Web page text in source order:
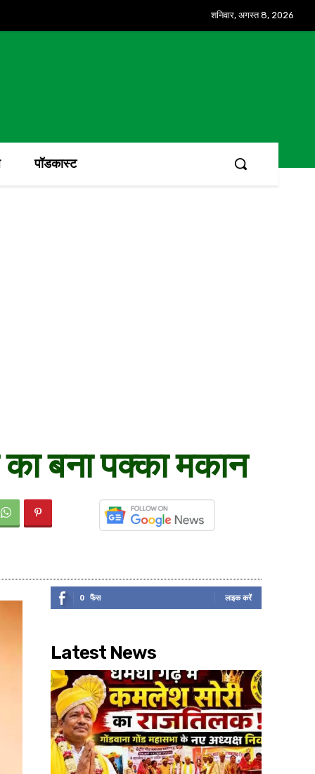
शनिवार, अगस्त 8, 2026
पॉडकास्ट
बना पक्का मकान
0 फैंस लाइक करें
Latest News